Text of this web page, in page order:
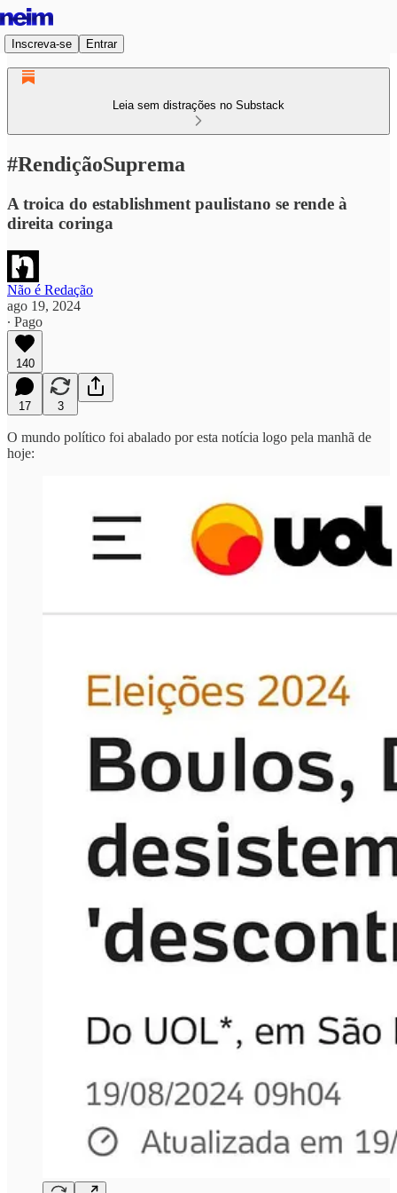
Inscreva-se Entrar
Leia sem distrações no Substack
#RendiçãoSuprema
A troica do establishment paulistano se rende à
direita coringa
Não é Redação
ago 19, 2024
∙ Pago
140
17 3
O mundo político foi abalado por esta notícia logo pela manhã de
hoje: